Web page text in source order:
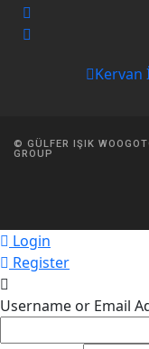
Kervan
© GÜLFER IŞIK
GROUP
Login
Register
Username or Email